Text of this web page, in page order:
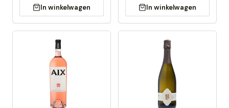
In winkelwagen In winkelwagen